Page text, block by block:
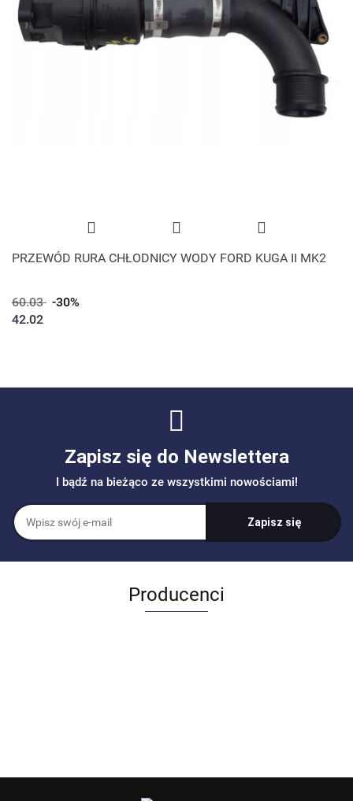
PRZEWÓD RURA CHŁODNICY WODY FORD KUGA II MK2
60.03 -30%
42.02
Zapisz się do Newslettera
I bądź na bieżąco ze wszystkimi nowościami!
Producenci